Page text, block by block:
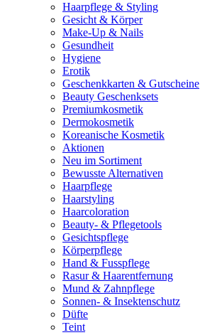
Haarpflege & Styling
Gesicht & Körper
Make-Up & Nails
Gesundheit
Hygiene
Erotik
Geschenkkarten & Gutscheine
Beauty Geschenksets
Premiumkosmetik
Dermokosmetik
Koreanische Kosmetik
Aktionen
Neu im Sortiment
Bewusste Alternativen
Haarpflege
Haarstyling
Haarcoloration
Beauty- & Pflegetools
Gesichtspflege
Körperpflege
Hand & Fusspflege
Rasur & Haarentfernung
Mund & Zahnpflege
Sonnen- & Insektenschutz
Düfte
Teint